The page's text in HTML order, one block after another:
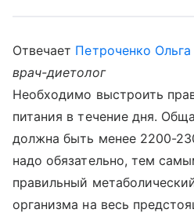
Отвечает Петроченко
врач-диетолог
Необходимо выстроить
питания в течение дня.
должна быть менее 2200-
надо обязательно, тем
правильный
организма на весь